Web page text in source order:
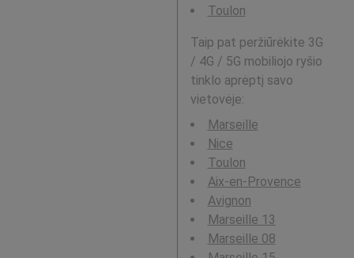
Toulon
Taip pat peržiūrėkite 3G
/ 4G / 5G mobiliojo ryšio
tinklo aprėptį savo
vietovėje:
Marseille
Nice
Toulon
Aix-en-Provence
Avignon
Marseille 13
Marseille 08